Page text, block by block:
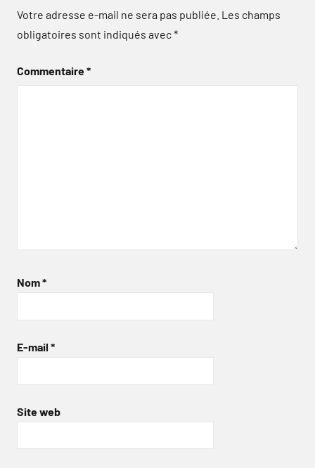
Votre adresse e-mail ne sera pas publiée. Les champs
obligatoires sont indiqués avec*
Commentaire*
Nom*
E-mail *
Site web